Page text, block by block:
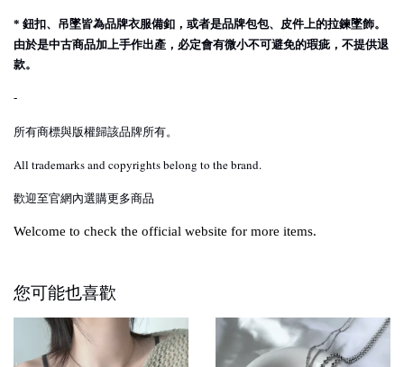
* 鈕扣、吊墜皆為品牌衣服備釦，或者是品牌包包、皮件上的拉鍊墜飾。
由於是中古商品加上手作出產，必定會有微小不可避免的瑕疵，不提供退
款。
-
所有商標與版權歸該品牌所有。
All trademarks and copyrights belong to the brand.
歡迎至官網內選購更多商品
Welcome to check the official website for more items.
您可能也喜歡